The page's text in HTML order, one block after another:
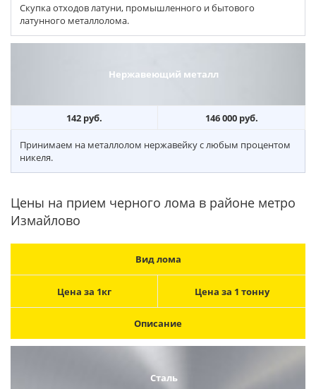
Скупка отходов латуни, промышленного и бытового
латунного металлолома.
Нержавеющий металл
142 руб. 146 000 руб.
Принимаем на металлолом нержавейку с любым процентом
никеля.
Цены на прием черного лома в районе метро
Измайлово
Вид лома
Цена за 1кг Цена за 1 тонну
Описание
Сталь